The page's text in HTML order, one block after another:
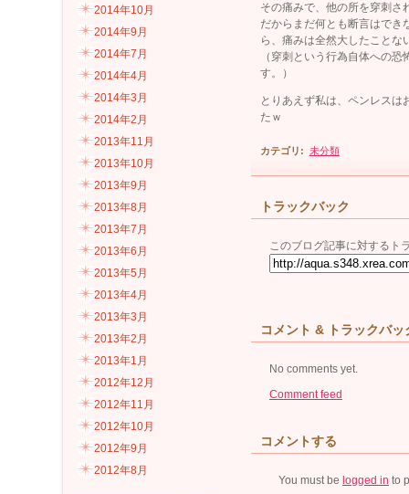
その痛みで、他の所を穿刺さ
だからまだ何とも断言はでき
ら、痛みは全然大したことな
（穿刺という行為自体への
す。）
とりあえず私は、ペンレス
たｗ
カテゴリ : 未分類
トラックバック
このブログ記事に対するト
コメント & トラックバッ
No comments yet.
Comment feed
コメントする
You must be logged in to
2014年10月
2014年9月
2014年7月
2014年4月
2014年3月
2014年2月
2013年11月
2013年10月
2013年9月
2013年8月
2013年7月
2013年6月
2013年5月
2013年4月
2013年3月
2013年2月
2013年1月
2012年12月
2012年11月
2012年10月
2012年9月
2012年8月